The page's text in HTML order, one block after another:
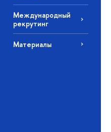
Международный
рекрутинг
Материалы